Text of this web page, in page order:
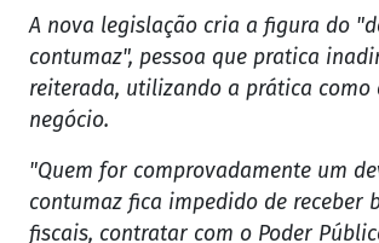
A nova legislação cria a figura do
contumaz", pessoa que pratica
reiterada, utilizando a prática como
negócio.
"Quem for comprovadamente um
contumaz fica impedido de receber
fiscais, contratar com o Poder